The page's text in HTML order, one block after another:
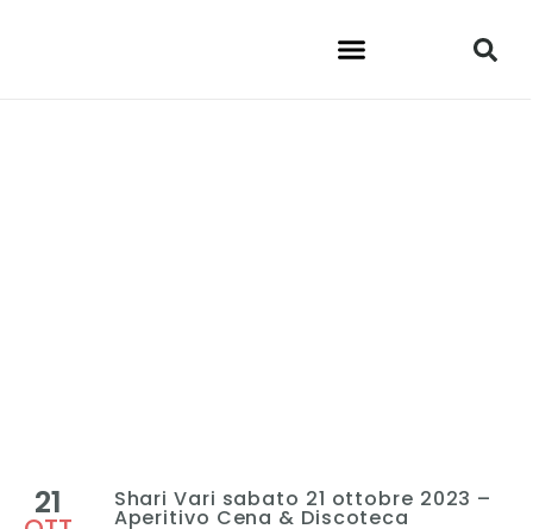
21 Shari Vari sabato 21 ottobre 2023 –
Aperitivo Cena & Discoteca